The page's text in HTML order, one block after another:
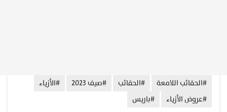
#الحقائب اللامعة #الحقائب #صيف 2023
#الأزياء
#عروض الأزياء
#باريس